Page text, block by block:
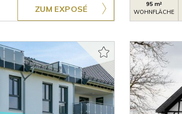
ZUM EXPOSÉ
95 m²
WOHNFLÄCHE